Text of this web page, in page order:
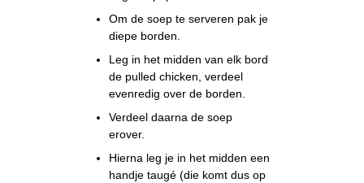
Om de soep te serveren pak je
diepe borden.
Leg in het midden van elk bord
de pulled chicken, verdeel
evenredig over de borden.
Verdeel daarna de soep
erover.
Hierna leg je in het midden een
handje taugé (die komt dus op